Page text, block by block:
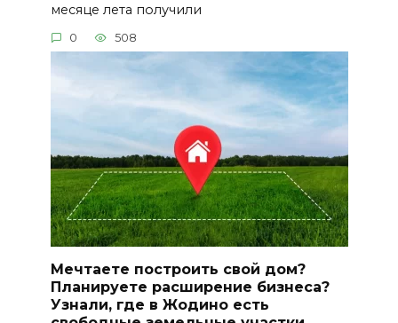
месяце лета получили
0 508
Мечтаете построить свой дом?
Планируете расширение бизнеса?
Узнали, где в Жодино есть